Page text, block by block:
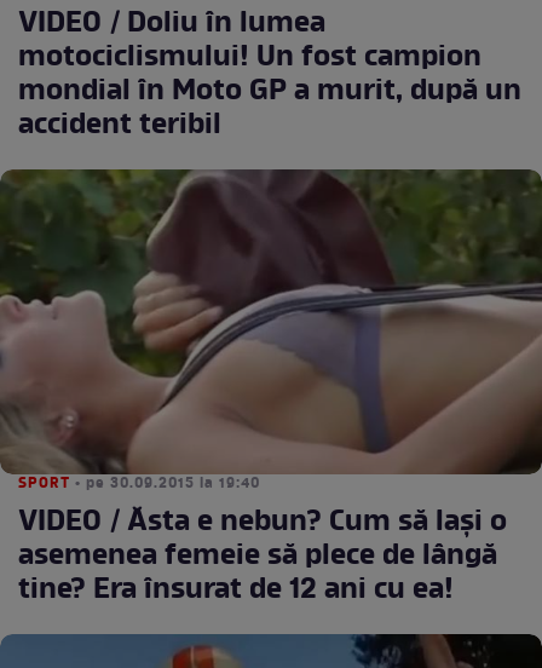
VIDEO / Doliu în lumea
motociclismului! Un fost campion
mondial în Moto GP a murit, după un
accident teribil
SPORT • pe 30.09.2015 la 19:40
VIDEO / Ăsta e nebun? Cum să laşi o
asemenea femeie să plece de lângă
tine? Era însurat de 12 ani cu ea!